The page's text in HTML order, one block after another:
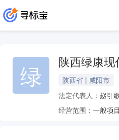
绿 陕西绿康
陕西省 | 咸阳市
法定代表人： 赵引
经营范围：